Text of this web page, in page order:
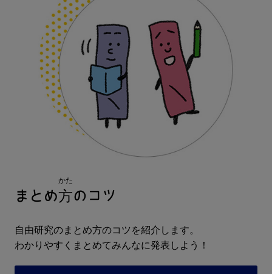
まとめ方
かた
のコツ
自由研究のまとめ方のコツを紹介します。
わかりやすくまとめてみんなに発表しよう！